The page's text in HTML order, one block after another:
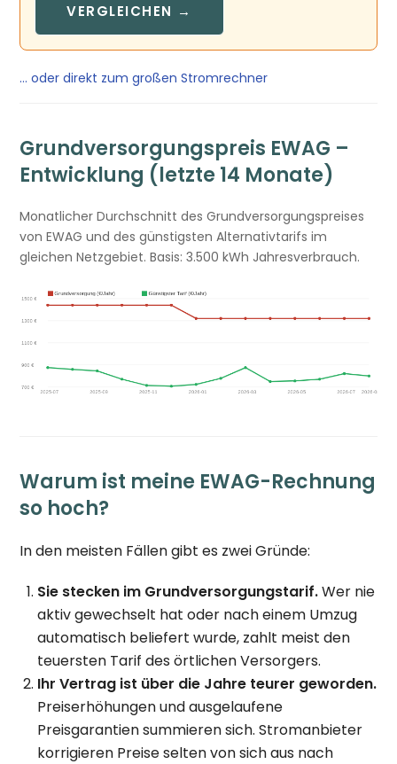
VERGLEICHEN →
… oder direkt zum großen Stromrechner
Grundversorgungspreis EWAG –
Entwicklung (letzte 14 Monate)
Monatlicher Durchschnitt des Grundversorgungspreises
von EWAG und des günstigsten Alternativtarifs im
gleichen Netzgebiet. Basis: 3.500 kWh Jahresverbrauch.
Warum ist meine EWAG-Rechnung
so hoch?
In den meisten Fällen gibt es zwei Gründe:
Sie stecken im Grundversorgungstarif.Wer nie
aktiv gewechselt hat oder nach einem Umzug
automatisch beliefert wurde, zahlt meist den
teuersten Tarif des örtlichen Versorgers.
Ihr Vertrag ist über die Jahre teurer geworden.
Preiserhöhungen und ausgelaufene
Preisgarantien summieren sich. Stromanbieter
korrigieren Preise selten von sich aus nach